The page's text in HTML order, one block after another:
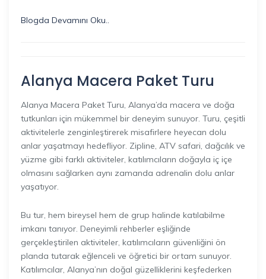
Blogda Devamını Oku..
Alanya Macera Paket Turu
Alanya Macera Paket Turu, Alanya’da macera ve doğa
tutkunları için mükemmel bir deneyim sunuyor. Turu, çeşitli
aktivitelerle zenginleştirerek misafirlere heyecan dolu
anlar yaşatmayı hedefliyor. Zipline, ATV safari, dağcılık ve
yüzme gibi farklı aktiviteler, katılımcıların doğayla iç içe
olmasını sağlarken aynı zamanda adrenalin dolu anlar
yaşatıyor.
Bu tur, hem bireysel hem de grup halinde katılabilme
imkanı tanıyor. Deneyimli rehberler eşliğinde
gerçekleştirilen aktiviteler, katılımcıların güvenliğini ön
planda tutarak eğlenceli ve öğretici bir ortam sunuyor.
Katılımcılar, Alanya’nın doğal güzelliklerini keşfederken